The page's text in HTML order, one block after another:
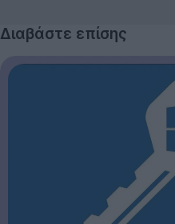
Διαβάστε επίσης